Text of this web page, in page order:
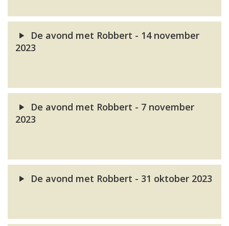
De avond met Robbert - 14 november
2023
De avond met Robbert - 7 november
2023
De avond met Robbert - 31 oktober 2023